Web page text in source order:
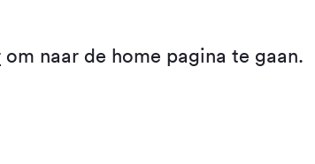
om naar de home pagina te gaan.